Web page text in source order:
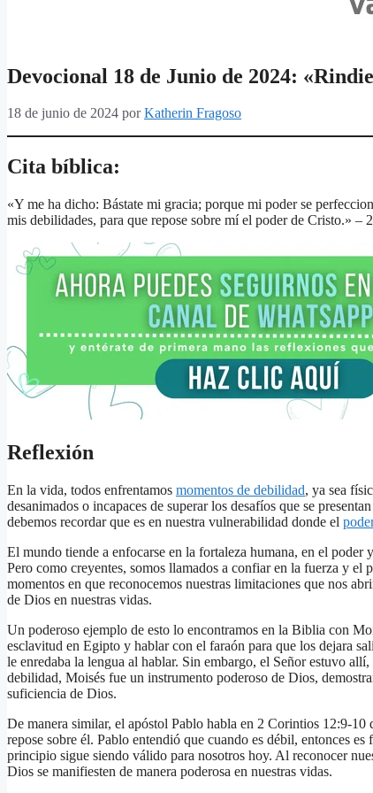
Devocional 18 de Junio de 2024:
18 de junio de 2024 porKatherin Fragoso
Cita bíblica:
«Y me ha dicho: Bástate mi gracia; porque mi poder se
mis debilidades, para que repose sobre mí el poder de Cristo.»
Reflexión
En la vida, todos enfrentamos momentos de debilidad, ya sea
desanimados o incapaces de superar los desafíos que se
debemos recordar que es en nuestra vulnerabilidad donde el
El mundo tiende a enfocarse en la fortaleza humana, en el
Pero como creyentes, somos llamados a confiar en la fuerza y el
momentos en que reconocemos nuestras limitaciones que nos
de Dios en nuestras vidas.
Un poderoso ejemplo de esto lo encontramos en la Biblia con
esclavitud en Egipto y hablar con el faraón para que los dejara
le enredaba la lengua al hablar. Sin embargo, el Señor estuvo
debilidad, Moisés fue un instrumento poderoso de Dios,
suficiencia de Dios.
De manera similar, el apóstol Pablo habla en 2 Corintios 12:9-
repose sobre él. Pablo entendió que cuando es débil, entonces
principio sigue siendo válido para nosotros hoy. Al reconocer
Dios se manifiesten de manera poderosa en nuestras vidas.